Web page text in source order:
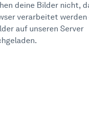
deine Bilder nicht,
verarbeitet werden
auf unseren Server